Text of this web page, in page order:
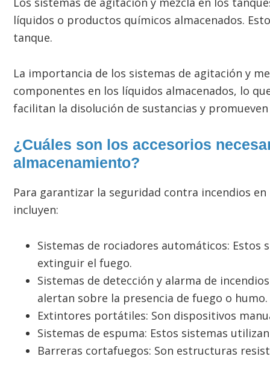
líquidos o productos químicos almacenados.
tanque.
La importancia de los sistemas de agitación y
componentes en los líquidos almacenados, lo
facilitan la disolución de sustancias y
¿Cuáles son los accesorios
almacenamiento?
Para garantizar la seguridad contra incendios
incluyen:
Sistemas de rociadores automáticos:
extinguir el fuego.
Sistemas de detección y alarma de
alertan sobre la presencia de fuego o humo.
Extintores portátiles: Son dispositivos
Sistemas de espuma: Estos sistemas
Barreras cortafuegos: Son estructuras